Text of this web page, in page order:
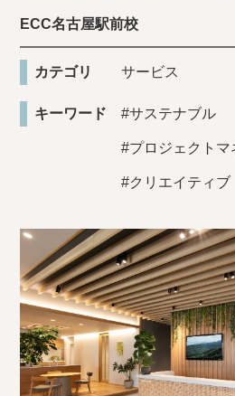
ECC名古屋駅前校
カテゴリ サービス
キーワード #サステナブル
#プロジェクトマ
#クリエイティブ